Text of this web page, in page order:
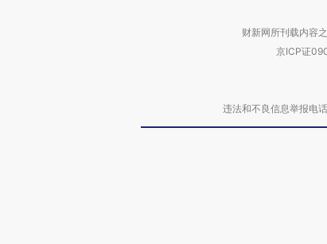
财新网所刊载内容
京ICP证
违法和不良信息举报电